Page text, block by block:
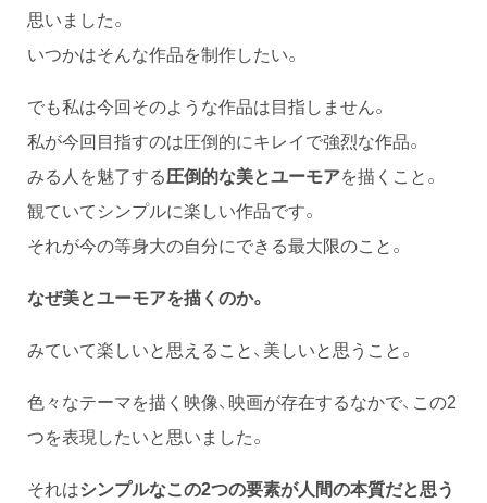
思いました。
いつかはそんな作品を制作したい。
でも私は今回そのような作品は目指しません。
私が今回目指すのは圧倒的にキレイで強烈な作品。
みる人を魅了する圧倒的な美とユーモアを描くこと。
観ていてシンプルに楽しい作品です。
それが今の等身大の自分にできる最大限のこと。
なぜ美とユーモアを描くのか。
みていて楽しいと思えること、美しいと思うこと。
色々なテーマを描く映像、映画が存在するなかで、この2
つを表現したいと思いました。
それはシンプルなこの2つの要素が人間の本質だと思う